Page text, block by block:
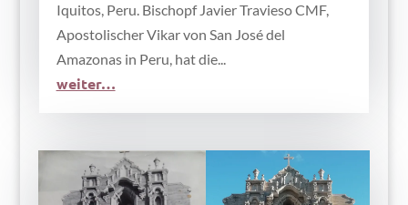
Iquitos, Peru. Bischopf Javier Travieso CMF,
Apostolischer Vikar von San José del
Amazonas in Peru, hat die...
weiter…